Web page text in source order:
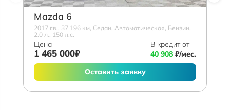
Mazda 6
2017 г.в., 37 196 км, Седан, Автоматическая, Бензин,
2.0 л., 150 л.с.
Цена
1 465 000₽
В кредит от
40 908 ₽/мес.
Оставить заявку